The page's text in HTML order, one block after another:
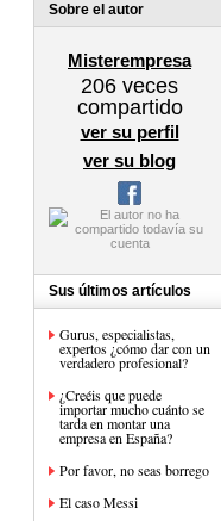
Sobre el autor
Misterempresa
206 veces
compartido
ver su perfil
ver su blog
Sus últimos artículos
Gurus, especialistas,
expertos ¿cómo dar con un
verdadero profesional?
¿Creéis que puede
importar mucho cuánto se
tarda en montar una
empresa en España?
Por favor, no seas borrego
El caso Messi